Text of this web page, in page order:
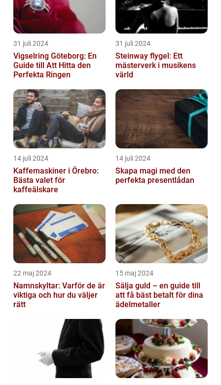
31 juli 2024
Vigselring Göteborg: En
Guide till Att Hitta den
Perfekta Ringen
31 juli 2024
Steinway flygel: Ett
mästerverk i musikens
värld
14 juli 2024
Kaffemaskiner i Örebro:
Bästa valet för
kaffeälskare
14 juli 2024
Skapa magi med den
perfekta presentlådan
22 maj 2024
Namnskyltar: Varför de är
viktiga och hur du väljer
rätt
15 maj 2024
Sälja guld – en guide till
att få bäst betalt för dina
ädelmetaller